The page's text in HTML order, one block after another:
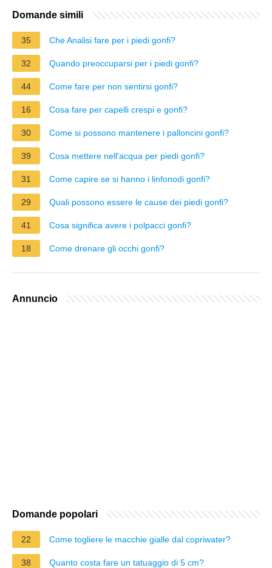
Domande simili
35 Che Analisi fare per i piedi gonfi?
32 Quando preoccuparsi per i piedi gonfi?
44 Come fare per non sentirsi gonfi?
16 Cosa fare per capelli crespi e gonfi?
30 Come si possono mantenere i palloncini gonfi?
39 Cosa mettere nell'acqua per piedi gonfi?
31 Come capire se si hanno i linfonodi gonfi?
29 Quali possono essere le cause dei piedi gonfi?
41 Cosa significa avere i polpacci gonfi?
18 Come drenare gli occhi gonfi?
Annuncio
Domande popolari
22 Come togliere le macchie gialle dal copriwater?
38 Quanto costa fare un tatuaggio di 5 cm?